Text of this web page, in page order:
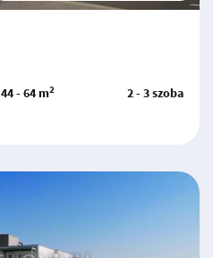
44 - 64 m2 2 - 3 szoba